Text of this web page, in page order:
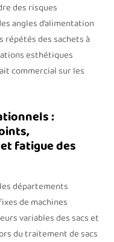
des risques
angles d’alimentation
répétés des sachets à
esthétiques
commercial sur les
:
fatigue des
départements
de machines
variables des sacs et
du traitement de sacs